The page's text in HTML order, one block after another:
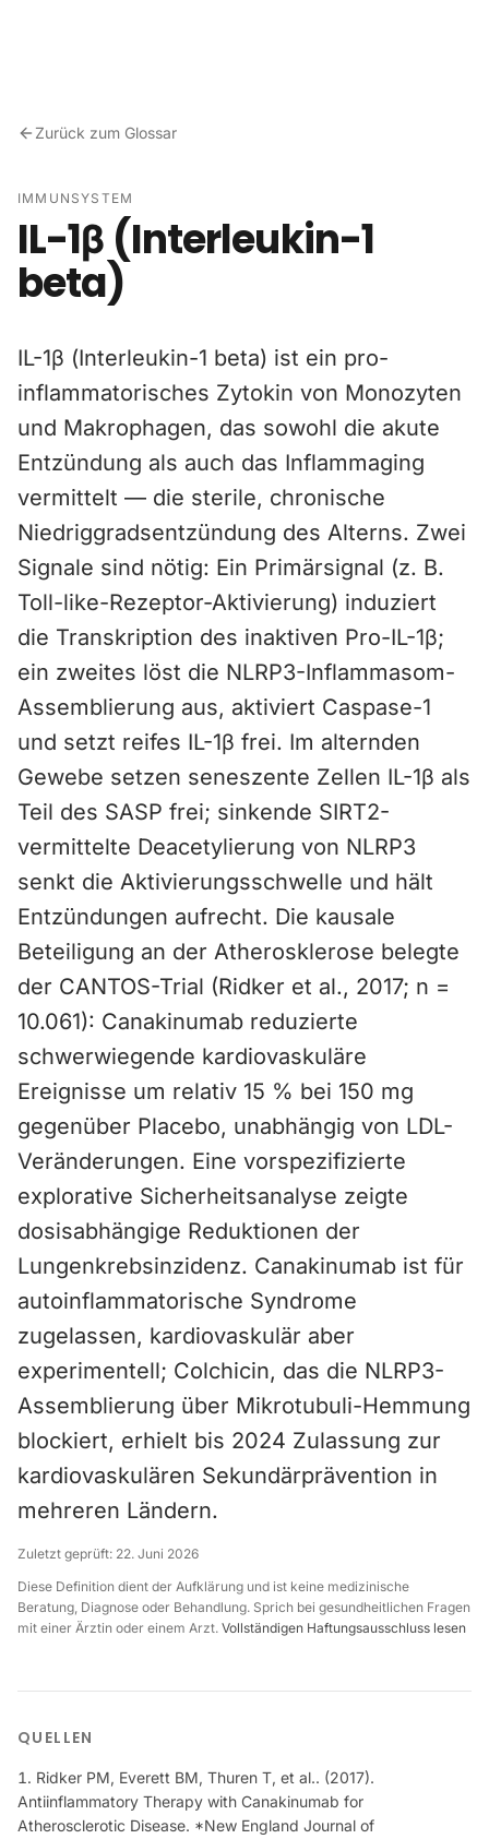
Zurück zum Glossar
IMMUNSYSTEM
IL-1β (Interleukin-1
beta)
IL-1β (Interleukin-1 beta) ist ein pro-
inflammatorisches Zytokin von Monozyten
und Makrophagen, das sowohl die akute
Entzündung als auch das Inflammaging
vermittelt — die sterile, chronische
Niedriggradsentzündung des Alterns. Zwei
Signale sind nötig: Ein Primärsignal (z. B.
Toll-like-Rezeptor-Aktivierung) induziert
die Transkription des inaktiven Pro-IL-1β;
ein zweites löst die NLRP3-Inflammasom-
Assemblierung aus, aktiviert Caspase-1
und setzt reifes IL-1β frei. Im alternden
Gewebe setzen seneszente Zellen IL-1β als
Teil des SASP frei; sinkende SIRT2-
vermittelte Deacetylierung von NLRP3
senkt die Aktivierungsschwelle und hält
Entzündungen aufrecht. Die kausale
Beteiligung an der Atherosklerose belegte
der CANTOS-Trial (Ridker et al., 2017; n =
10.061): Canakinumab reduzierte
schwerwiegende kardiovaskuläre
Ereignisse um relativ 15 % bei 150 mg
gegenüber Placebo, unabhängig von LDL-
Veränderungen. Eine vorspezifizierte
explorative Sicherheitsanalyse zeigte
dosisabhängige Reduktionen der
Lungenkrebsinzidenz. Canakinumab ist für
autoinflammatorische Syndrome
zugelassen, kardiovaskulär aber
experimentell; Colchicin, das die NLRP3-
Assemblierung über Mikrotubuli-Hemmung
blockiert, erhielt bis 2024 Zulassung zur
kardiovaskulären Sekundärprävention in
mehreren Ländern.
Zuletzt geprüft: 22. Juni 2026
Diese Definition dient der Aufklärung und ist keine medizinische
Beratung, Diagnose oder Behandlung. Sprich bei gesundheitlichen Fragen
mit einer Ärztin oder einem Arzt. Vollständigen Haftungsausschluss lesen
QUELLEN
Ridker PM, Everett BM, Thuren T, et al.. (2017).
Antiinflammatory Therapy with Canakinumab for
Atherosclerotic Disease. *New England Journal of